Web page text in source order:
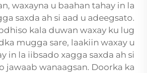
waxayna u baahan tahay in la
saxda ah si aad u adeegsato.
kala duwan waxay ku lug
mugga sare, laakiin waxay u
in la iibsado xagga saxda ah si
jawaab wanaagsan. Doorka ka